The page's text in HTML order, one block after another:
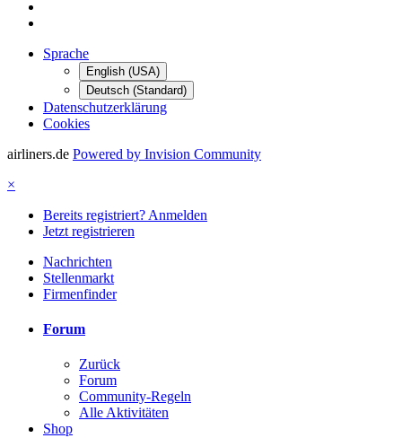
Sprache
English (USA)
Deutsch (Standard)
Datenschutzerklärung
Cookies
airliners.de Powered by Invision Community
×
Bereits registriert? Anmelden
Jetzt registrieren
Nachrichten
Stellenmarkt
Firmenfinder
Forum
Zurück
Forum
Community-Regeln
Alle Aktivitäten
Shop